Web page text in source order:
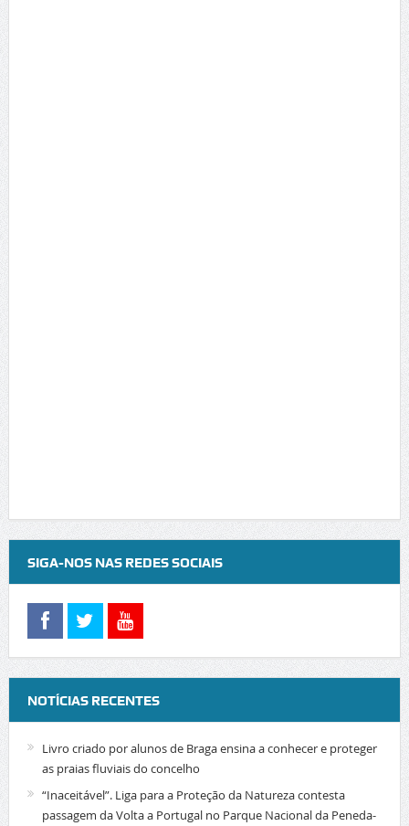
SIGA-NOS NAS REDES SOCIAIS
NOTÍCIAS RECENTES
Livro criado por alunos de Braga ensina a conhecer e proteger
as praias fluviais do concelho
“Inaceitável”. Liga para a Proteção da Natureza contesta
passagem da Volta a Portugal no Parque Nacional da Peneda-